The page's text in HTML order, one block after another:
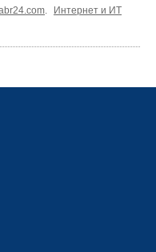
.
Интернет и ИТ